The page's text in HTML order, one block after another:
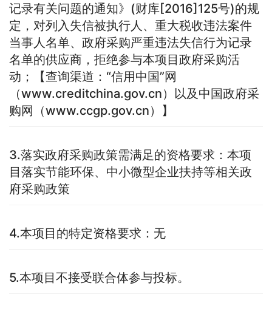
记录有关问题的通知》(财库[2016]125号)的规
定，对列入失信被执行人、重大税收违法案件
当事人名单、政府采购严重违法失信行为记录
名单的供应商，拒绝参与本项目政府采购活
动；【查询渠道：“信用中国”网
（www.creditchina.gov.cn）以及中国政府采
购网（www.ccgp.gov.cn）】
3.落实政府采购政策需满足的资格要求：本项
目落实节能环保、中小微型企业扶持等相关政
府采购政策
4.本项目的特定资格要求：无
5.本项目不接受联合体参与投标。